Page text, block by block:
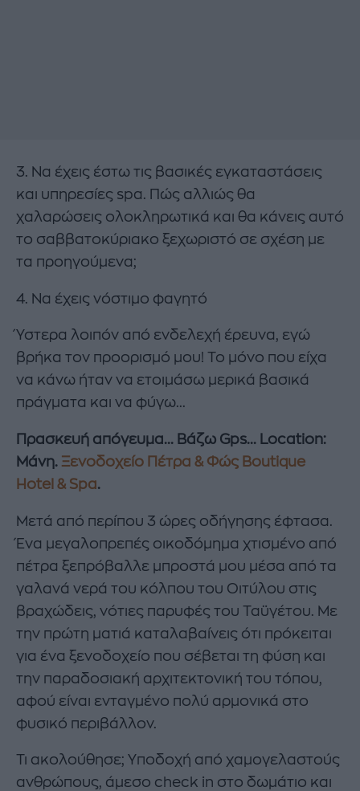
3. Να έχεις έστω τις βασικές εγκαταστάσεις
και υπηρεσίες spa. Πώς αλλιώς θα
χαλαρώσεις ολοκληρωτικά και θα κάνεις αυτό
το σαββατοκύριακο ξεχωριστό σε σχέση με
τα προηγούμενα;
4. Να έχεις νόστιμο φαγητό
Ύστερα λοιπόν από ενδελεχή έρευνα, εγώ
βρήκα τον προορισμό μου! Το μόνο που είχα
να κάνω ήταν να ετοιμάσω μερικά βασικά
πράγματα και να φύγω...
Πρασκευή απόγευμα... Βάζω Gps... Location:
Μάνη. Ξενοδοχείο Πέτρα & Φώς Boutique
Hotel & Spa.
Μετά από περίπου 3 ώρες οδήγησης έφτασα.
Ένα μεγαλοπρεπές οικοδόμημα χτισμένο από
πέτρα ξεπρόβαλλε μπροστά μου μέσα από τα
γαλανά νερά του κόλπου του Οιτύλου στις
βραχώδεις, νότιες παρυφές του Ταϋγέτου. Με
την πρώτη ματιά καταλαβαίνεις ότι πρόκειται
για ένα ξενοδοχείο που σέβεται τη φύση και
την παραδοσιακή αρχιτεκτονική του τόπου,
αφού είναι ενταγμένο πολύ αρμονικά στο
φυσικό περιβάλλον.
Τι ακολούθησε; Υποδοχή από χαμογελαστούς
ανθρώπους, άμεσο check in στο δωμάτιο και